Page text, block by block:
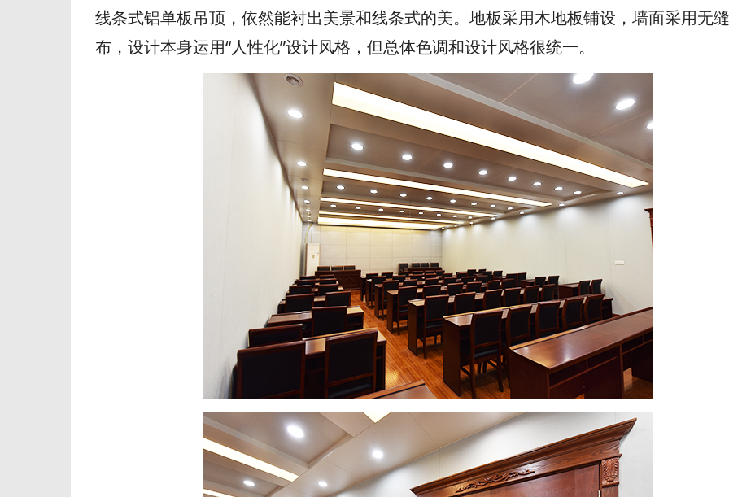
线条式铝单板吊顶，依然能衬出美景和线条式的美。地板采用木地板铺设，墙面采用无
布，设计本身运用“人性化”设计风格，但总体色调和设计风格很统一。